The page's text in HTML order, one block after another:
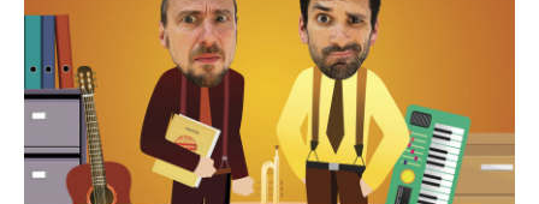
LA COOPÉRATIVE & L’ASSO
LE CONSEIL COOPÉRATIF
NOUS SOUTENIR
LE PROGRAMME